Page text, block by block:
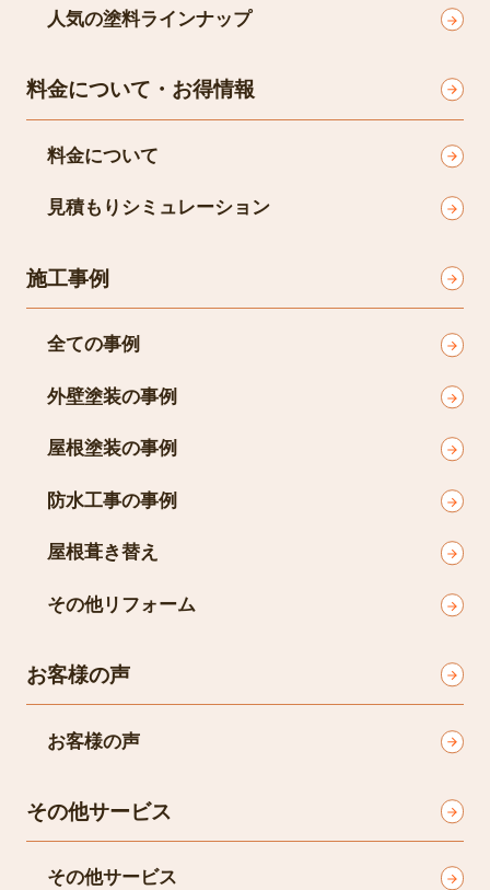
人気の塗料ラインナップ
料金について・お得情報
料金について
見積もりシミュレーション
施工事例
全ての事例
外壁塗装の事例
屋根塗装の事例
防水工事の事例
屋根葺き替え
その他リフォーム
お客様の声
お客様の声
その他サービス
その他サービス